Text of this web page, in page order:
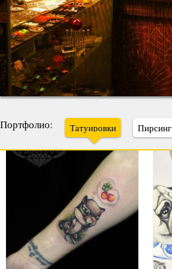
Портфолио: Татуировки Пирсинг